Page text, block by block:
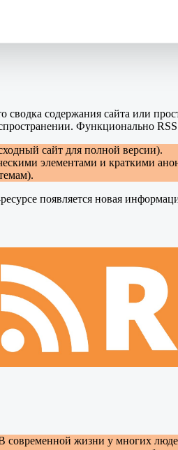
сводка содержания сайта или
Функционально
сайт для полной версии).
элементами и краткими
появляется новая
современной жизни у многих